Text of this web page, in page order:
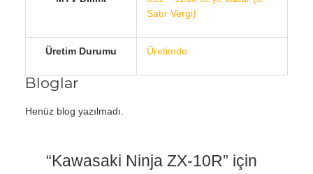
Satır Vergi)
Üretim Durumu Üretimde
Bloglar
Henüz blog yazılmadı.
“Kawasaki Ninja ZX-10R” için